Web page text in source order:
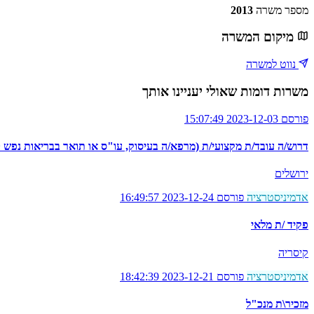
מספר משרה 2013
מיקום המשרה
נווט למשרה
משרות דומות שאולי יעניינו אותך
פורסם 2023-12-03 15:07:49
דרוש/ה עובד/ת מקצועי/ת (מרפא/ה בעיסוק, עו"ס או תואר בבריאות נפש
ירושלים
אדמיניסטרציה פורסם 2023-12-24 16:49:57
פקיד /ת מלאי
קיסריה
אדמיניסטרציה פורסם 2023-12-21 18:42:39
מזכיר\ת מנכ"ל